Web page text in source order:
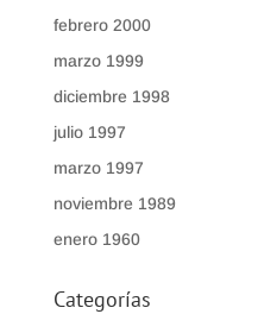
febrero 2000
marzo 1999
diciembre 1998
julio 1997
marzo 1997
noviembre 1989
enero 1960
Categorías